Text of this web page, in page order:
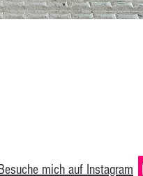
mich auf Instagram